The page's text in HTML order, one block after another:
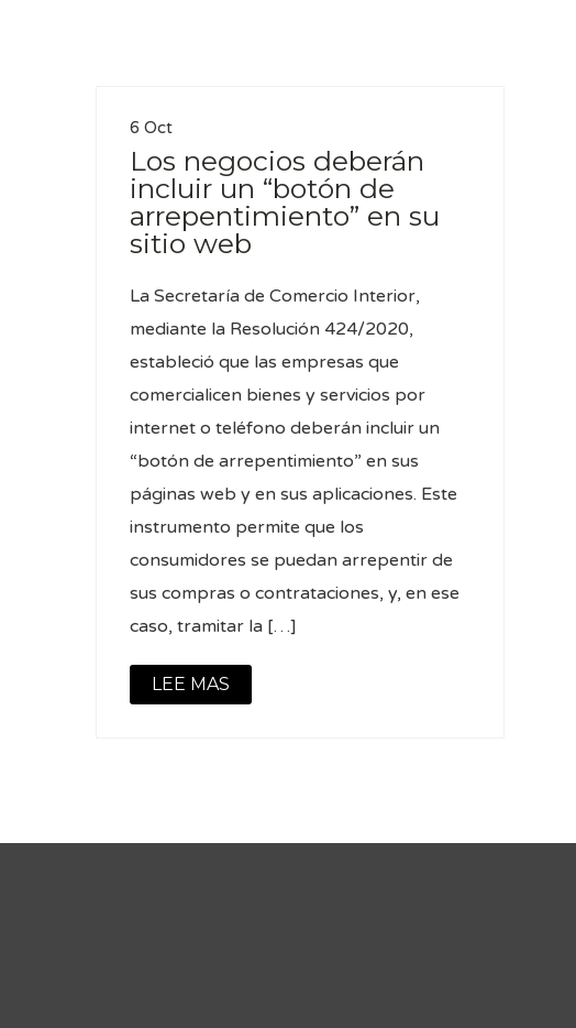
6 Oct
Los negocios deberán
incluir un “botón de
arrepentimiento” en su
sitio web
La Secretaría de Comercio Interior,
mediante la Resolución 424/2020,
estableció que las empresas que
comercialicen bienes y servicios por
internet o teléfono deberán incluir un
“botón de arrepentimiento” en sus
páginas web y en sus aplicaciones. Este
instrumento permite que los
consumidores se puedan arrepentir de
sus compras o contrataciones, y, en ese
caso, tramitar la […]
LEE MAS